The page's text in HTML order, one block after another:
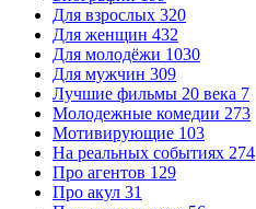
Для взрослых 320
Для женщин 432
Для молодёжи 1030
Для мужчин 309
Лучшие фильмы 20 века 7
Молодежные комедии 273
Мотивирующие 103
На реальных событиях 274
Про агентов 129
Про акул 31